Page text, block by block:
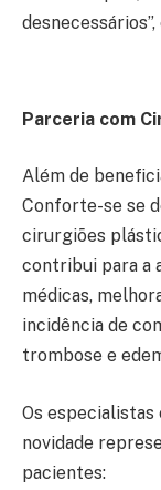
Parceria com
Além de
Conforte-se se
cirurgiões
contribui para a
médicas,
incidência de
trombose e
Os
novidade
pacientes: